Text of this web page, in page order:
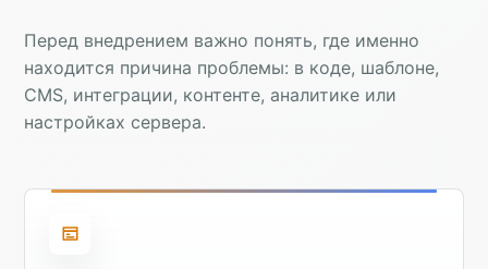
Перед внедрением важно понять, где именно
находится причина проблемы: в коде, шаблоне,
CMS, интеграции, контенте, аналитике или
настройках сервера.